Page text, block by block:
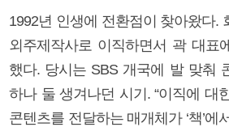
1992년 인생에 전환점이 찾아왔다.
외주제작사로 이직하면서 곽 대표
했다. 당시는 SBS 개국에 발 맞춰
하나 둘 생겨나던 시기. “이직에 대
콘텐츠를 전달하는 매개체가 ‘책’에